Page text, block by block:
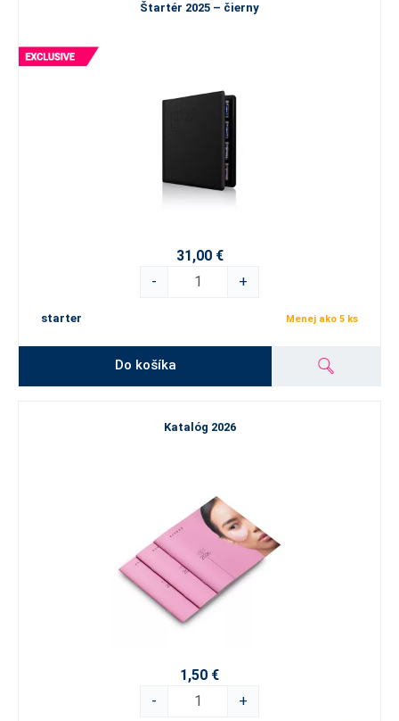
Štartér 2025 – čierny
31,00 €
-
+
starter Menej ako 5 ks
Do košíka
Katalóg 2026
1,50 €
-
+